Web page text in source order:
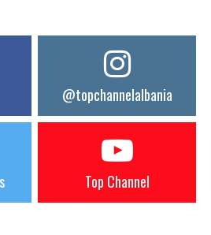
@topchannelalbania
Top Channel